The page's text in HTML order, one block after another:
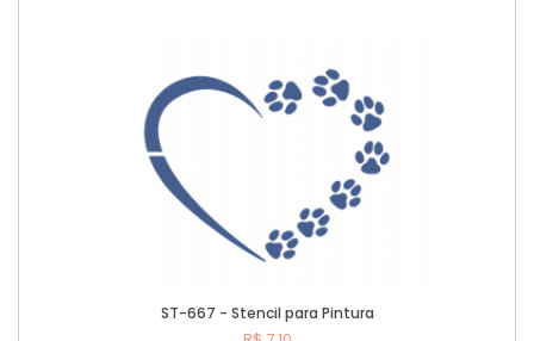
ST-667 - Stencil para Pintura